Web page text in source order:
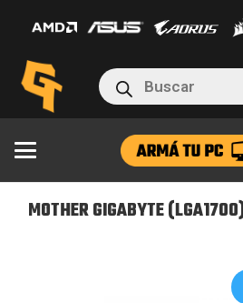
Búsqueda
de
productos
MOTHER GIGABYTE
B760M
K
V2
DDR4
cantidad